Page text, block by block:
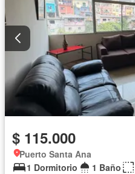
$ 115.000
Puerto Santa Ana
1 Dormitorio
1 Baño